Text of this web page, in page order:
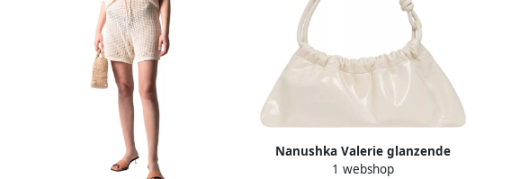
Nanushka Valerie glanzende
schoudertas Wit Dames
1 webshop